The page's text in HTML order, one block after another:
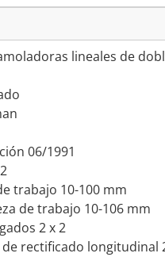
lineales de
06/1991
trabajo 10-100 mm
de trabajo 10-106 mm
2 x 2
rectificado longitudinal